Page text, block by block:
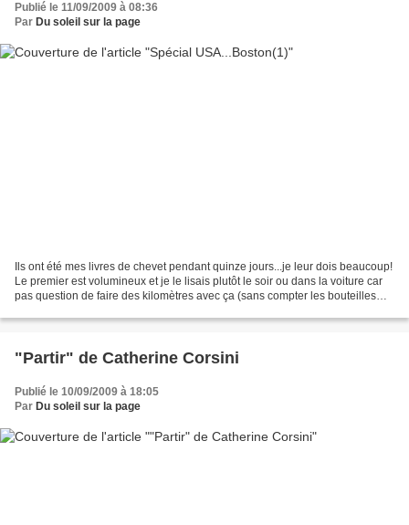
Publié le 11/09/2009 à 08:36
Par Du soleil sur la page
Ils ont été mes livres de chevet pendant quinze jours...je leur dois beaucoup!
Le premier est volumineux et je le lisais plutôt le soir ou dans la voiture car
pas question de faire des kilomètres avec ça (sans compter les bouteilles
"Partir" de Catherine Corsini
Publié le 10/09/2009 à 18:05
Par Du soleil sur la page